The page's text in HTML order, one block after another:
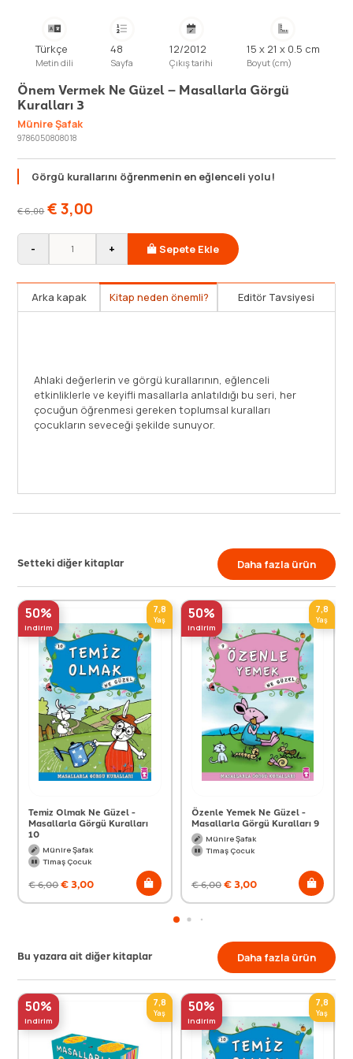
Türkçe
Metin dili
48
Sayfa
12/2012
Çıkış tarihi
15 x 21 x 0.5 cm
Boyut (cm)
Önem Vermek Ne Güzel – Masallarla Görgü
Kuralları 3
Münire Şafak
9786050808018
Görgü kurallarını öğrenmenin en eğlenceli yolu!
€6,00 €3,00
- + Sepete Ekle
Arka kapak Kitap neden önemli? Editör Tavsiyesi
Ahlaki değerlerin ve görgü kurallarının, eğlenceli
etkinliklerle ve keyifli masallarla anlatıldığı bu seri, her
çocuğun öğrenmesi gereken toplumsal kuralları
çocukların seveceği şekilde sunuyor.
Setteki diğer kitaplar Daha fazla ürün
50%
indirim
7,8
Yaş
Temiz Olmak Ne Güzel -
Masallarla Görgü Kuralları
10
Münire Şafak
Timaş Çocuk
€6,00€ 3,00
50%
indirim
7,8
Yaş
Özenle Yemek Ne Güzel -
Masallarla Görgü Kuralları 9
Münire Şafak
Timaş Çocuk
€6,00€3,00
Bu yazara ait diğer kitaplar Daha fazla ürün
50%
indirim
7,8
Yaş 50%
indirim
7,8
Yaş